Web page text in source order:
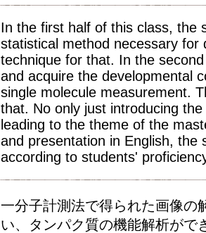
In the first half of this class, the
statistical method necessary for
technique for that. In the
and acquire the developmental
single molecule measurement.
that. No only just introducing
leading to the theme of the
and presentation in English, the
according to students'
一分子計測法で得られた画像の
い、タンパク質の機能解析がで